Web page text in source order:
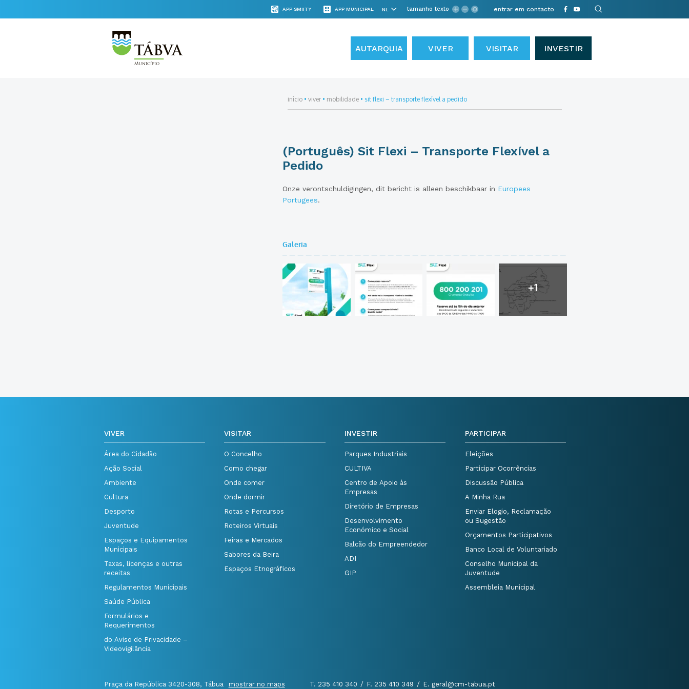
APP SMIITY APP MUNICIPAL tamanho texto entrar em contacto
AUTARQUIA VIVER VISITAR INVESTIR
início•viver• mobilidade• sit flexi – transporte flexível a pedido
(Português) Sit Flexi – Transporte Flexível a
Pedido
Onze verontschuldigingen, dit bericht is alleen beschikbaar in Europees
Portugees.
Galeria
+1
VIVER
Área do Cidadão
Ação Social
Ambiente
Cultura
Desporto
Juventude
Espaços e Equipamentos
Municipais
Taxas, licenças e outras
receitas
Regulamentos Municipais
Saúde Pública
Formulários e
Requerimentos
do Aviso de Privacidade –
Videovigilância
VISITAR
O Concelho
Como chegar
Onde comer
Onde dormir
Rotas e Percursos
Roteiros Virtuais
Feiras e Mercados
Sabores da Beira
Espaços Etnográficos
INVESTIR
Parques Industriais
CULTIVA
Centro de Apoio às
Empresas
Diretório de Empresas
Desenvolvimento
Económico e Social
Balcão do Empreendedor
ADI
GIP
PARTICIPAR
Eleições
Participar Ocorrências
Discussão Pública
A Minha Rua
Enviar Elogio, Reclamação
ou Sugestão
Orçamentos Participativos
Banco Local de Voluntariado
Conselho Municipal da
Juventude
Assembleia Municipal
Praça da República 3420-308, Tábua mostrar no maps T. 235 410 340 / F. 235 410 349 / E. geral@cm-tabua.pt